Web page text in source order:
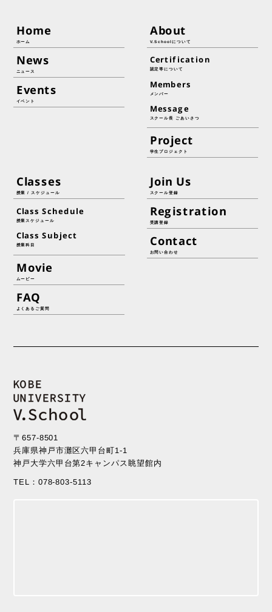
Home
ホーム
News
ニュース
Events
イベント
About
V.Schoolについて
Certification
認定等について
Members
メンバー
Message
スクール長 ごあいさつ
Project
学生プロジェクト
Classes
授業 / スケジュール
Class Schedule
授業スケジュール
Class Subject
授業科目
Movie
ムービー
FAQ
よくあるご質問
Join Us
スクール登録
Registration
受講登録
Contact
お問い合わせ
〒657-8501
兵庫県神戸市灘区六甲台町1-1
神戸大学六甲台第2キャンパス眺望館内
TEL：078-803-5113